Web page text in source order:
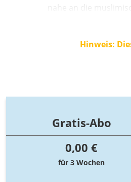
nahe an die
Hinweis:
Gratis-Abo
0,00 €
für 3 Wochen